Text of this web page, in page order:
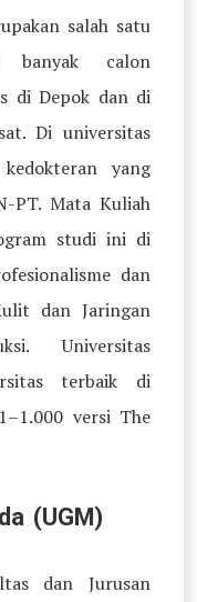
salah satu
banyak calon
di Depok dan di
Di universitas
yang
PT. Mata Kuliah
studi ini di
dan
dan Jaringan
Universitas
terbaik di
versi The
(UGM)
dan Jurusan